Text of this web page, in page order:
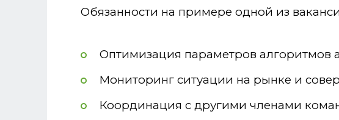
Обязанности на примере одной из
Оптимизация параметров алгоритмов
Мониторинг ситуации на рынке и
Координация с другими членами